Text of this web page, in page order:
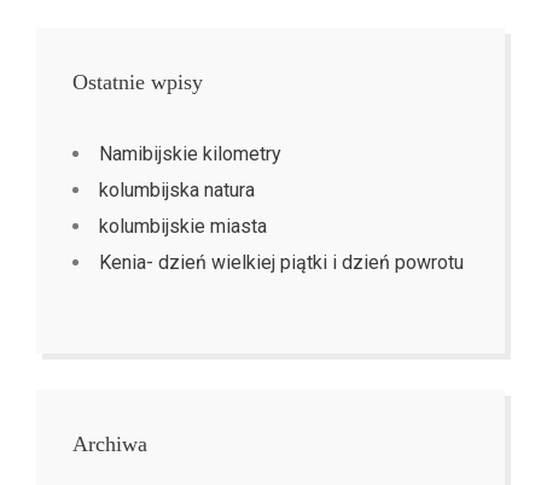
Ostatnie wpisy
Namibijskie kilometry
kolumbijska natura
kolumbijskie miasta
Kenia- dzień wielkiej piątki i dzień powrotu
Archiwa